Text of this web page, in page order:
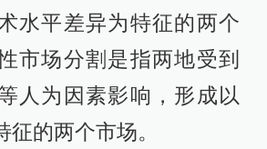
水平差异为特征的两个
市场分割是指两地受到
人为因素影响，形成以
的两个市场。